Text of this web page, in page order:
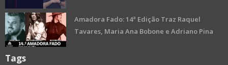
Amadora Fado: 14ª Edição Traz Raquel
Tavares, Maria Ana Bobone e Adriano Pina
Tags